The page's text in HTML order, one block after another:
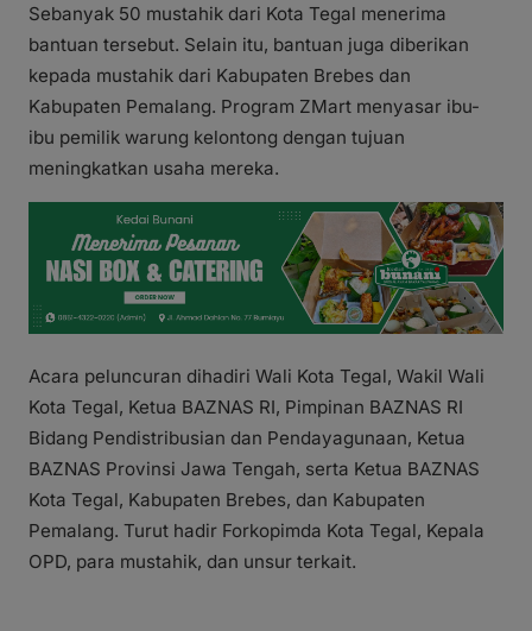
Sebanyak 50 mustahik dari Kota Tegal menerima
bantuan tersebut. Selain itu, bantuan juga diberikan
kepada mustahik dari Kabupaten Brebes dan
Kabupaten Pemalang. Program ZMart menyasar ibu-
ibu pemilik warung kelontong dengan tujuan
meningkatkan usaha mereka.
Acara peluncuran dihadiri Wali Kota Tegal, Wakil Wali
Kota Tegal, Ketua BAZNAS RI, Pimpinan BAZNAS RI
Bidang Pendistribusian dan Pendayagunaan, Ketua
BAZNAS Provinsi Jawa Tengah, serta Ketua BAZNAS
Kota Tegal, Kabupaten Brebes, dan Kabupaten
Pemalang. Turut hadir Forkopimda Kota Tegal, Kepala
OPD, para mustahik, dan unsur terkait.